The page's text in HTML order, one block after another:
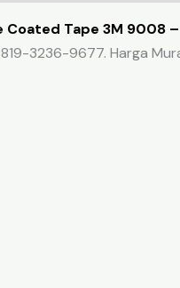
Coated Tape 3M 9008
3236-9677. Harga